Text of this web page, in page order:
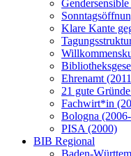
Klare Kante
Ehrenamt
21 gute
Fachwirt*in
Bologna
PISA (2000)
BIB Regional
Baden-